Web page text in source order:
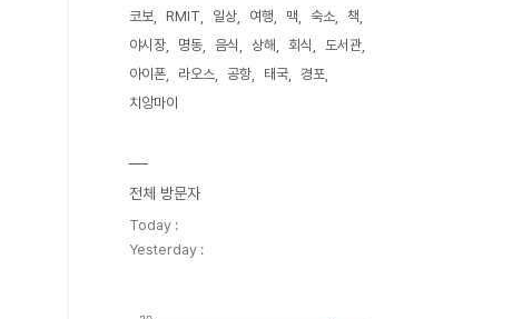
코보
RMIT 일상 여행 맥 숙소
책
야시장
명동 음식 상해 회식
도서관
아이폰
라오스 공항 태국
경포
치앙마이
전체 방문자
Today :
Yesterday :